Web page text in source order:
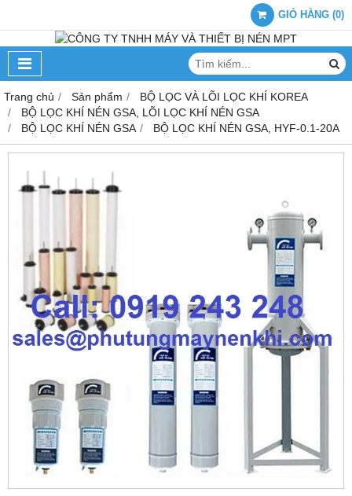
GIỎ HÀNG (0)
Trang chủ Sản phẩm
BỘ LỌC VÀ LÕI LỌC KHÍ KOREA
BỘ LỌC KHÍ NÉN GSA, LÕI LỌC KHÍ NÉN GSA
BỘ LỌC KHÍ NÉN GSA
BỘ LỌC KHÍ NÉN GSA, HYF-0.1-20A